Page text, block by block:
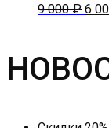
9 000₽
9
6